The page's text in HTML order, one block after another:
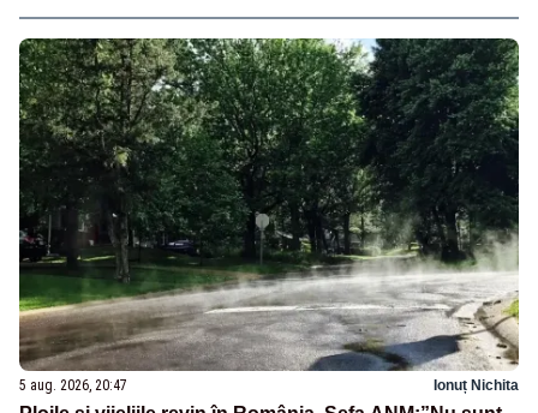
5 aug. 2026, 20:47 Ionuț Nichita